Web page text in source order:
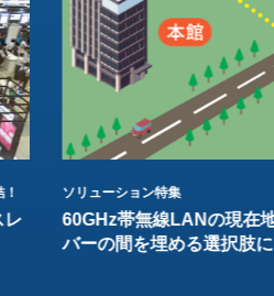
レ
ソリューション特集
60GHz帯無線LANの現在
バーの間を埋める選択肢に